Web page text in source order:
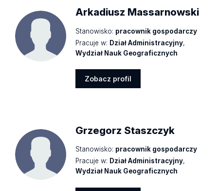
Arkadiusz Massarnowski
Stanowisko: pracownik gospodarczy
Pracuje w: Dział Administracyjny,
Wydział Nauk Geograficznych
Zobacz profil
Grzegorz Staszczyk
Stanowisko: pracownik gospodarczy
Pracuje w: Dział Administracyjny,
Wydział Nauk Geograficznych